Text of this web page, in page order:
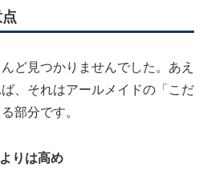
ど見つかりませんでした。あえ
、それはアールメイドの「こだ
部分です。
りは高め